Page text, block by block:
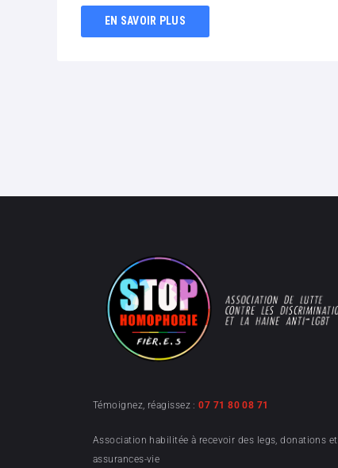
EN SAVOIR PLUS
Témoignez, réagissez :07 71 80 08 71
Association habilitée à recevoir des legs, donations et
assurances-vie